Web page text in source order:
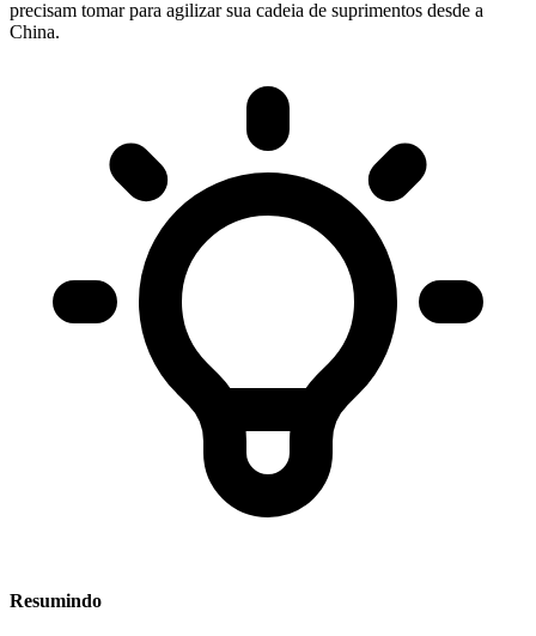
precisam tomar para agilizar sua cadeia de suprimentos desde a
China.
Resumindo